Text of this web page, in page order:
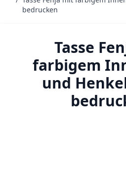
bedrucken
Tasse
farbigem
und